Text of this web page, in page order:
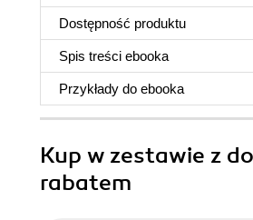
Dostępność produktu
Spis treści ebooka
Przykłady do ebooka
Kup w zestawie z
rabatem